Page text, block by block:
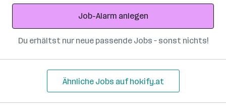
Adresse
Job-Alarm anlegen
Du erhältst nur neue passende Jobs – sonst nichts!
Ähnliche Jobs auf hokify.at